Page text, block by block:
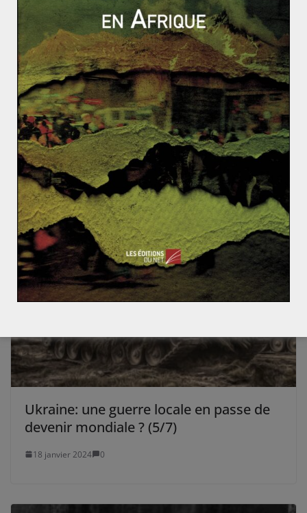
Eichmann dont un procès est indispensable. Il s’agit de
ce raisonnement qui va influencer la mise en place de
la Cour Pénale Internationale (CPI) mais il faudra
toutefois attendre la fin de la guerre froide pour que
cette justice apparaisse pleinement avec la création de
juridictions internationales.
Dossier n°8 – Le cinéma, instrument du soft power d
es États-Unis et de la Chine
L’Arctique, nouveau miroir de la mondialisation ?
Ukraine: une guerre locale en passe de
devenir mondiale ? (5/7)
18 janvier 2024 0